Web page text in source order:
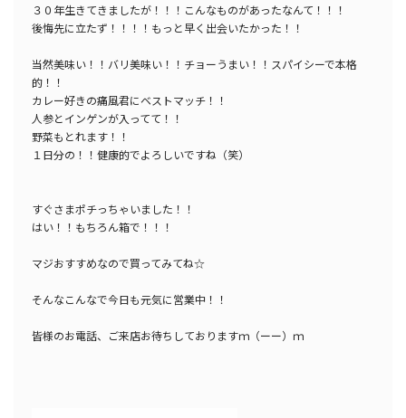
３０年生きてきましたが！！！こんなものがあったなんて！！！
後悔先に立たず！！！！もっと早く出会いたかった！！
当然美味い！！バリ美味い！！チョーうまい！！スパイシーで本格
的！！
カレー好きの痛風君にベストマッチ！！
人参とインゲンが入ってて！！
野菜もとれます！！
１日分の！！健康的でよろしいですね（笑）
すぐさまポチっちゃいました！！
はい！！もちろん箱で！！！
マジおすすめなので買ってみてね☆
そんなこんなで今日も元気に営業中！！
皆様のお電話、ご来店お待ちしておりますｍ（ーー）ｍ